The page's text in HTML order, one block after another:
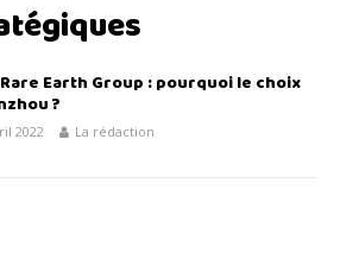
Earth Group : pourquoi le choix
?
2022 La rédaction